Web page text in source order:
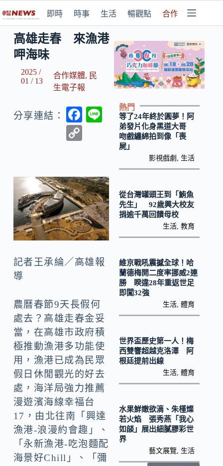
即時 時事 生活 暢觀點 合作媒體
高雄走春 來漁港
呷海味
2025 /
01 / 13
合作媒體, 民
生電子報
分享連結：
F
o
o
k
y
Li
n
k
記者王承綸／高雄報
導
農曆春節9天長假何
處去？高雄走春金妥
當，在高雄市政府積
極推動漁港多功能使
用，漁港已成為民眾
假日休閒觀光的好去
處，海洋局強力推薦
漫遊濱海線幸福台
17，由北往南「興達
漁港-浪漫約會趣」、
「永新漁港-吃泡麵配
海景好Chill」、「彌
熱門
等了24年終於圓夢！阿
弟發片化身黑道大哥
吻戲纏綿拍到像「喪
屍」
影視戲劇 生活
從台灣罐頭王到「鮪魚
先生」 92歲興大校友
捐逾千萬回饋母校
生活 ,教育
維京戰吼震撼全球！哈
蘭德梅開二度率挪威2連
勝 睽違28年重返世足
即闖32強
生活 ,體育
世界盃歷史第一人！梅
西雙響超越克洛澤 阿
根廷提前出線
生活 ,體育
水果鮮嫩欲滴、朱槿燦
若火焰 張秀燕「我心
如燄」展出細膩膠彩世
界
藝文展覽 生活